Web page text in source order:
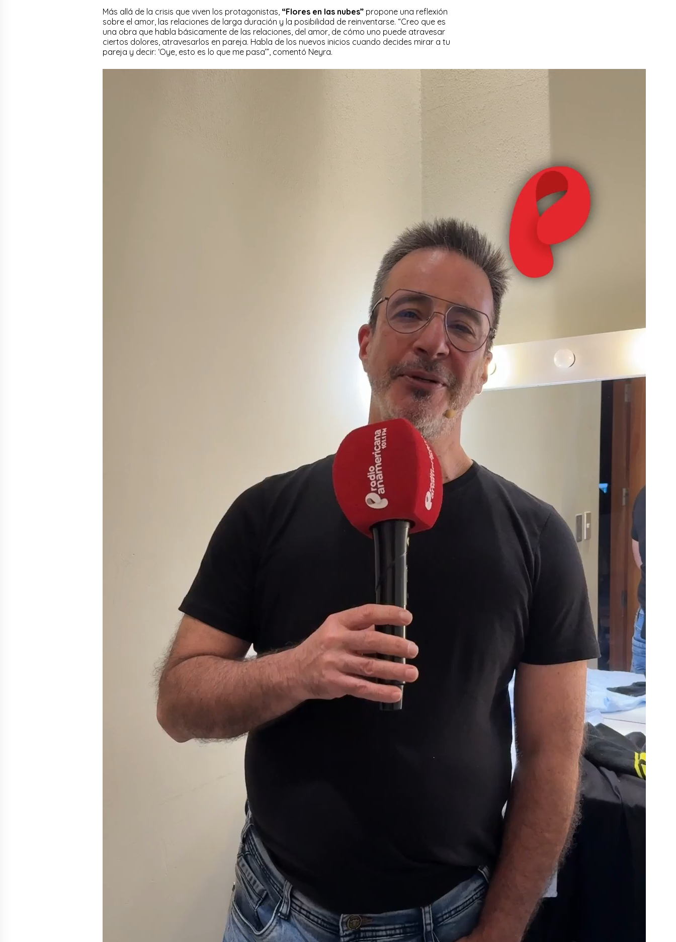
Más allá de la crisis que viven los protagonistas, “Flores en las nubes” propone una reflexión
sobre el amor, las relaciones de larga duración y la posibilidad de reinventarse. “Creo que es
una obra que habla básicamente de las relaciones, del amor, de cómo uno puede atravesar
ciertos dolores, atravesarlos en pareja. Habla de los nuevos inicios cuando decides mirar a tu
pareja y decir: ‘Oye, esto es lo que me pasa’”, comentó Neyra.